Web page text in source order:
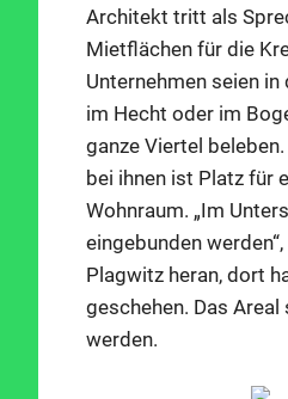
Architekt tritt als
Mietflächen für die
Unternehmen seien
im Hecht oder im
ganze Viertel
bei ihnen ist Platz für
Wohnraum. „Im
eingebunden
Plagwitz heran, dort
geschehen. Das
werden.